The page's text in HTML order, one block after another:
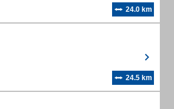
24.0 km
24.5 km